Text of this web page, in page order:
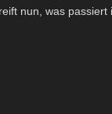
nun, was passiert